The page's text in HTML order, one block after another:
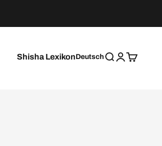
Shisha LexikonDeutschSucheAnmelden